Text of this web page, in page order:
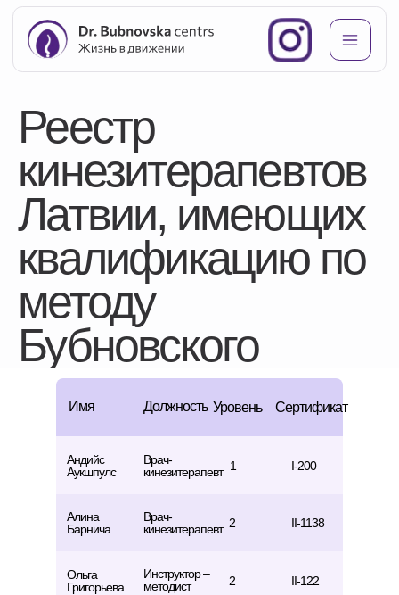
кинезитерапевтов
Латвии, имеющих
квалификацию по
методу
Бубновского
II-122
II-1138
I-200
Сертификат
2
2
1
Уровень
Инструктор –
методист
Врач-
кинезитерапевт
Должность
Врач-
кинезитерапевт
Ольга
Григорьева
Алина
Барнича
Андийс
Аукшпулс
Имя